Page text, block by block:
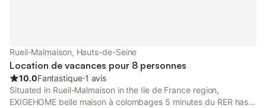
Rueil-Malmaison, Hauts-de-Seine
Location de vacances pour 8 personnes
10.0Fantastique⋅1 avis
Situated in Rueil-Malmaison in the Ile de France region,
EXIGEHOME belle maison à colombages 5 minutes du RER has a